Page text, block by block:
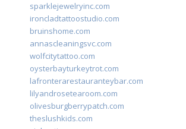
sparklejewelryinc.com
ironcladtattoostudio.com
bruinshome.com
annascleaningsvc.com
wolfcitytattoo.com
oysterbayturkeytrot.com
lafronterarestauranteybar.com
lilyandrosetearoom.com
olivesburgberrypatch.com
theslushkids.com